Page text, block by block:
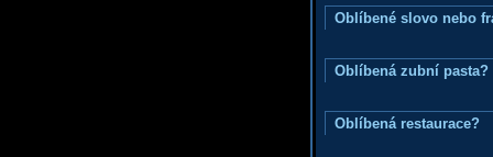
Oblíbené slovo nebo
Oblíbená zubní pasta?
Oblíbená restaurace?